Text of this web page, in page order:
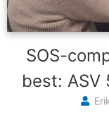
SOS-
best: ASV